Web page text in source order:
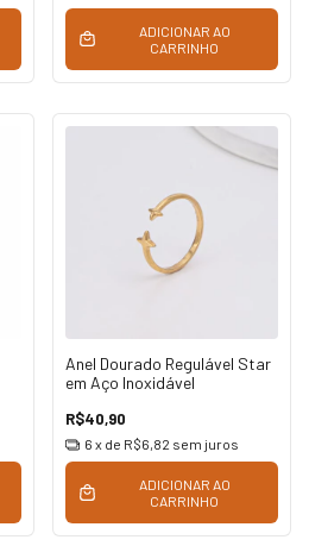
ADICIONAR AO
CARRINHO
Anel Dourado Regulável Star
em Aço Inoxidável
R$40,90
6 x de R$6,82 sem juros
ADICIONAR AO
CARRINHO